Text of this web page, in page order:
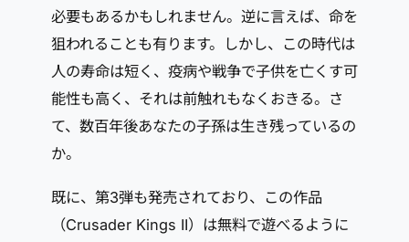
必要もあるかもしれません。逆に言えば、命を
狙われることも有ります。しかし、この時代は
人の寿命は短く、疫病や戦争で子供を亡くす可
能性も高く、それは前触れもなくおきる。さ
て、数百年後あなたの子孫は生き残っているの
か。
既に、第3弾も発売されており、この作品
（Crusader Kings II）は無料で遊べるように